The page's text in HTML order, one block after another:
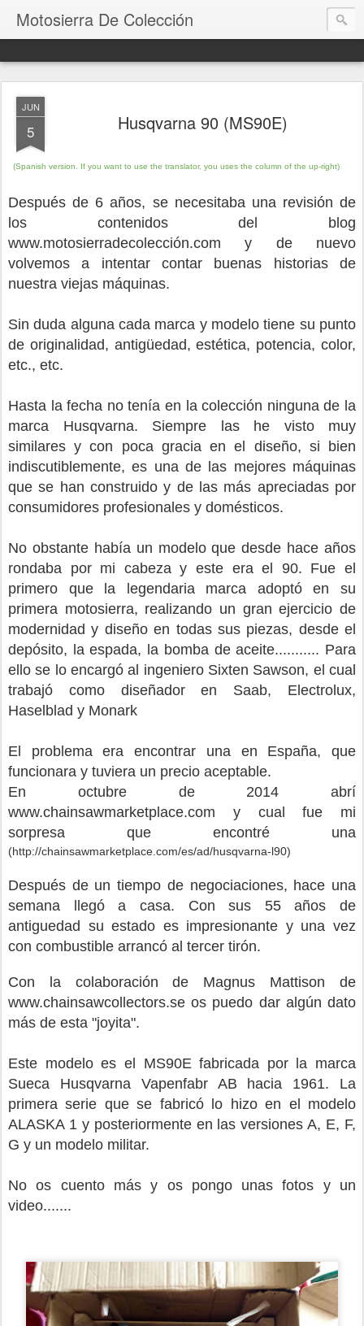
Motosierra De Colección
JUN
5 Husqvarna 90 (MS90E)
(Spanish version. If you want to use the translator, you uses the column of the up-right)
Después de 6 años, se necesitaba una revisión de
los contenidos del blog
www.motosierradecolección.com y de nuevo
volvemos a intentar contar buenas historias de
nuestra viejas máquinas.
Sin duda alguna cada marca y modelo tiene su punto
de originalidad, antigüedad, estética, potencia, color,
etc., etc.
Hasta la fecha no tenía en la colección ninguna de la
marca Husqvarna. Siempre las he visto muy
similares y con poca gracia en el diseño, si bien
indiscutiblemente, es una de las mejores máquinas
que se han construido y de las más apreciadas por
consumidores profesionales y domésticos.
No obstante había un modelo que desde hace años
rondaba por mi cabeza y este era el 90. Fue el
primero que la legendaria marca adoptó en su
primera motosierra, realizando un gran ejercicio de
modernidad y diseño en todas sus piezas, desde el
depósito, la espada, la bomba de aceite........... Para
ello se lo encargó al ingeniero Sixten Sawson, el cual
trabajó como diseñador en Saab, Electrolux,
Haselblad y Monark
El problema era encontrar una en España, que
funcionara y tuviera un precio aceptable.
En octubre de 2014 abrí
www.chainsawmarketplace.com y cual fue mi
sorpresa que encontré una
(http://chainsawmarketplace.com/es/ad/husqvarna-l90)
Después de un tiempo de negociaciones, hace una
semana llegó a casa. Con sus 55 años de
antiguedad su estado es impresionante y una vez
con combustible arrancó al tercer tirón.
Con la colaboración de Magnus Mattison de
www.chainsawcollectors.se os puedo dar algún dato
más de esta "joyita".
Este modelo es el MS90E fabricada por la marca
Sueca Husqvarna Vapenfabr AB hacia 1961. La
primera serie que se fabricó lo hizo en el modelo
ALASKA 1 y posteriormente en las versiones A, E, F,
G y un modelo militar.
No os cuento más y os pongo unas fotos y un
video.......